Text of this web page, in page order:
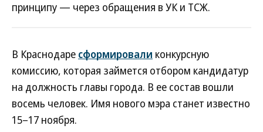
принципу — через обращения в УК и ТСЖ.
В Краснодаре сформировали конкурсную
комиссию, которая займется отбором кандидатур
на должность главы города. В ее состав вошли
восемь человек. Имя нового мэра станет известно
15–17 ноября.